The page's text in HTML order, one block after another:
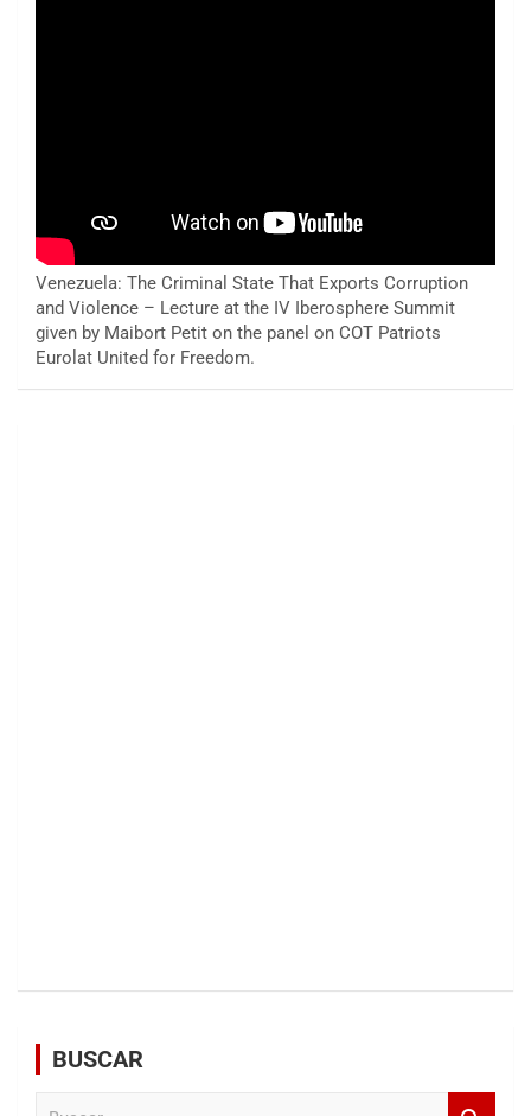
Venezuela: The Criminal State That Exports Corruption
and Violence – Lecture at the IV Iberosphere Summit
given by Maibort Petit on the panel on COT Patriots
Eurolat United for Freedom.
BUSCAR